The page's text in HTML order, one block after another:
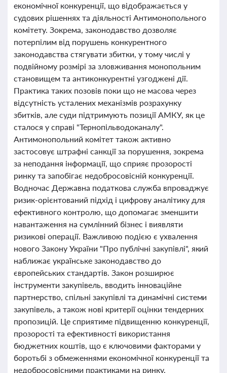
економічної конкуренції, що відображається у
судових рішеннях та діяльності Антимонопольного
комітету. Зокрема, законодавство дозволяє
потерпілим від порушень конкурентного
законодавства стягувати збитки, у тому числі у
подвійному розмірі за зловживання монопольним
становищем та антиконкурентні узгоджені дії.
Практика таких позовів поки що не масова через
відсутність усталених механізмів розрахунку
збитків, але суди підтримують позиції АМКУ, як це
сталося у справі "Тернопільводоканалу".
Антимонопольний комітет також активно
застосовує штрафні санкції за порушення, зокрема
за неподання інформації, що сприяє прозорості
ринку та запобігає недобросовісній конкуренції.
Водночас Державна податкова служба впроваджує
ризик-орієнтований підхід і цифрову аналітику для
ефективного контролю, що допомагає зменшити
навантаження на сумлінний бізнес і виявляти
ризикові операції. Важливою подією є ухвалення
нового Закону України "Про публічні закупівлі", який
наближає українське законодавство до
європейських стандартів. Закон розширює
інструменти закупівель, вводить інноваційне
партнерство, спільні закупівлі та динамічні системи
закупівель, а також нові критерії оцінки тендерних
пропозицій. Це сприятиме підвищенню конкуренції,
прозорості та ефективності використання
бюджетних коштів, що є ключовими факторами у
боротьбі з обмеженнями економічної конкуренції та
недобросовісними практиками на ринку.